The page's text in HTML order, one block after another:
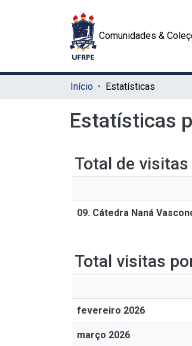
Comunidades &
Início Estatísticas
Estatísticas
Total de visitas
09. Cátedra Naná
Total visitas
fevereiro 2026
março 2026